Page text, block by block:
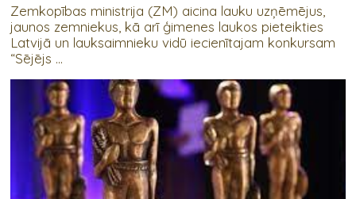
Zemkopības ministrija (ZM) aicina lauku uzņēmējus,
jaunos zemniekus, kā arī ģimenes laukos pieteikties
Latvijā un lauksaimnieku vidū iecienītajam konkursam
“Sējējs ...